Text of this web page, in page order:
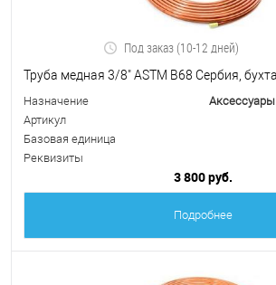
Под заказ (10-12 дней)
Труба медная 3/8" ASTM B68 Сербия,
Назначение
Артикул
Базовая единица
Реквизиты
3 800 руб.
Подробнее